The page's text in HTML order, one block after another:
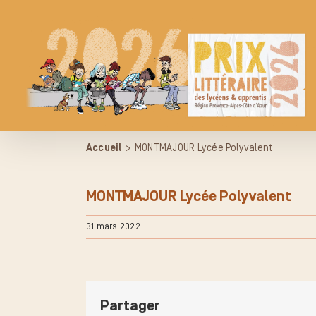
Accueil > MONTMAJOUR Lycée Polyvalent
MONTMAJOUR Lycée Polyvalent
31 mars 2022
Partager